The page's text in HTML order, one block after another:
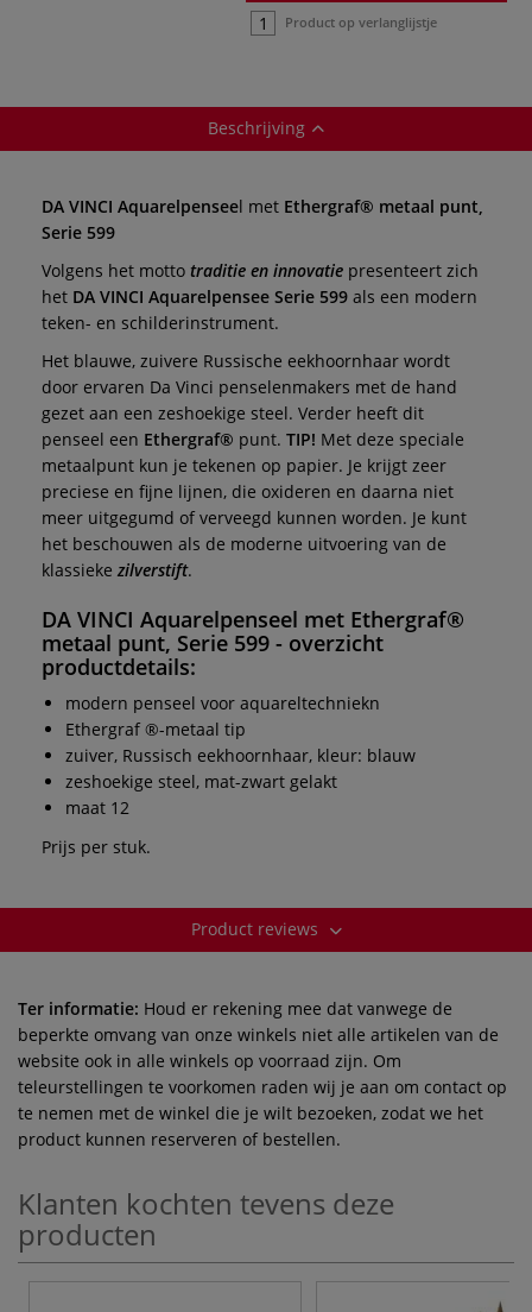
Product op verlanglijstje
Beschrijving
DA VINCI Aquarelpenseel met Ethergraf® metaal punt,
Serie 599
Volgens het motto traditie en innovatie presenteert zich
het DA VINCI Aquarelpensee Serie 599 als een modern
teken- en schilderinstrument.
Het blauwe, zuivere Russische eekhoornhaar wordt
door ervaren Da Vinci penselenmakers met de hand
gezet aan een zeshoekige steel. Verder heeft dit
penseel een Ethergraf® punt. TIP! Met deze speciale
metaalpunt kun je tekenen op papier. Je krijgt zeer
preciese en fijne lijnen, die oxideren en daarna niet
meer uitgegumd of verveegd kunnen worden. Je kunt
het beschouwen als de moderne uitvoering van de
klassieke zilverstift.
DA VINCI Aquarelpenseel met Ethergraf®
metaal punt, Serie 599 - overzicht
productdetails:
modern penseel voor aquareltechniekn
Ethergraf ®-metaal tip
zuiver, Russisch eekhoornhaar, kleur: blauw
zeshoekige steel, mat-zwart gelakt
maat 12
Prijs per stuk.
Product reviews
Ter informatie: Houd er rekening mee dat vanwege de
beperkte omvang van onze winkels niet alle artikelen van de
website ook in alle winkels op voorraad zijn. Om
teleurstellingen te voorkomen raden wij je aan om contact op
te nemen met de winkel die je wilt bezoeken, zodat we het
product kunnen reserveren of bestellen.
Klanten kochten tevens deze
producten